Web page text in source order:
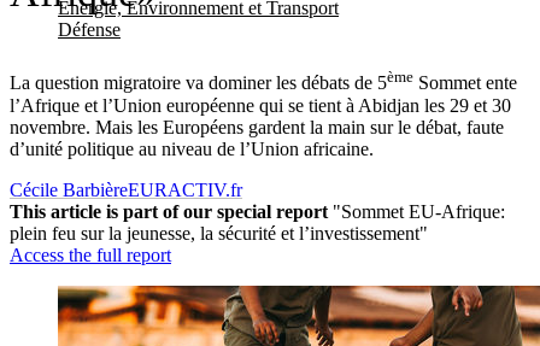
Energie, Environnement et Transport
Défense
La question migratoire va dominer les débats de 5ème Sommet ente
l’Afrique et l’Union européenne qui se tient à Abidjan les 29 et 30
novembre. Mais les Européens gardent la main sur le débat, faute
d’unité politique au niveau de l’Union africaine.
Cécile BarbièreEURACTIV.fr
This article is part of our special report "Sommet EU-Afrique:
plein feu sur la jeunesse, la sécurité et l’investissement"
Access the full report